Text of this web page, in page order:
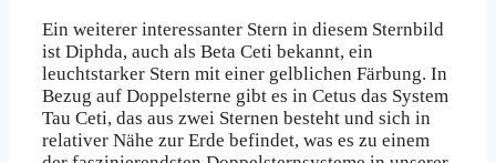
Ein weiterer interessanter Stern in diesem Sternbild
ist Diphda, auch als Beta Ceti bekannt, ein
leuchtstarker Stern mit einer gelblichen Färbung. In
Bezug auf Doppelsterne gibt es in Cetus das System
Tau Ceti, das aus zwei Sternen besteht und sich in
relativer Nähe zur Erde befindet, was es zu einem